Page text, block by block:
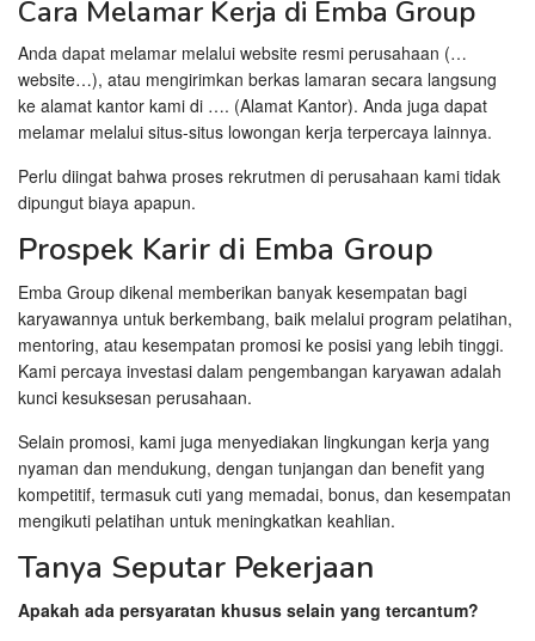
Cara Melamar Kerja di Emba Group
Anda dapat melamar melalui website resmi perusahaan (…
website…), atau mengirimkan berkas lamaran secara langsung
ke alamat kantor kami di …. (Alamat Kantor). Anda juga dapat
melamar melalui situs-situs lowongan kerja terpercaya lainnya.
Perlu diingat bahwa proses rekrutmen di perusahaan kami tidak
dipungut biaya apapun.
Prospek Karir di Emba Group
Emba Group dikenal memberikan banyak kesempatan bagi
karyawannya untuk berkembang, baik melalui program pelatihan,
mentoring, atau kesempatan promosi ke posisi yang lebih tinggi.
Kami percaya investasi dalam pengembangan karyawan adalah
kunci kesuksesan perusahaan.
Selain promosi, kami juga menyediakan lingkungan kerja yang
nyaman dan mendukung, dengan tunjangan dan benefit yang
kompetitif, termasuk cuti yang memadai, bonus, dan kesempatan
mengikuti pelatihan untuk meningkatkan keahlian.
Tanya Seputar Pekerjaan
Apakah ada persyaratan khusus selain yang tercantum?